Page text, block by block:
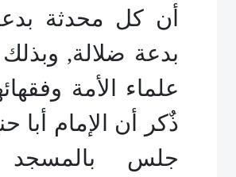
أن كل محدثة
بدعة ضلالة, وبذلك
علماء الأمة
ذٌكر أن الإمام أبا
جلس بالمسجد